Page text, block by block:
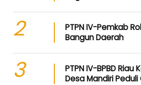
2
PTPN IV-Pemkab
Bangun Daerah
3
PTPN IV-BPBD
Desa Mandiri